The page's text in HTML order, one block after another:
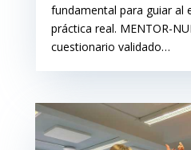
fundamental para guiar al
práctica real. MENTOR-
cuestionario validado…